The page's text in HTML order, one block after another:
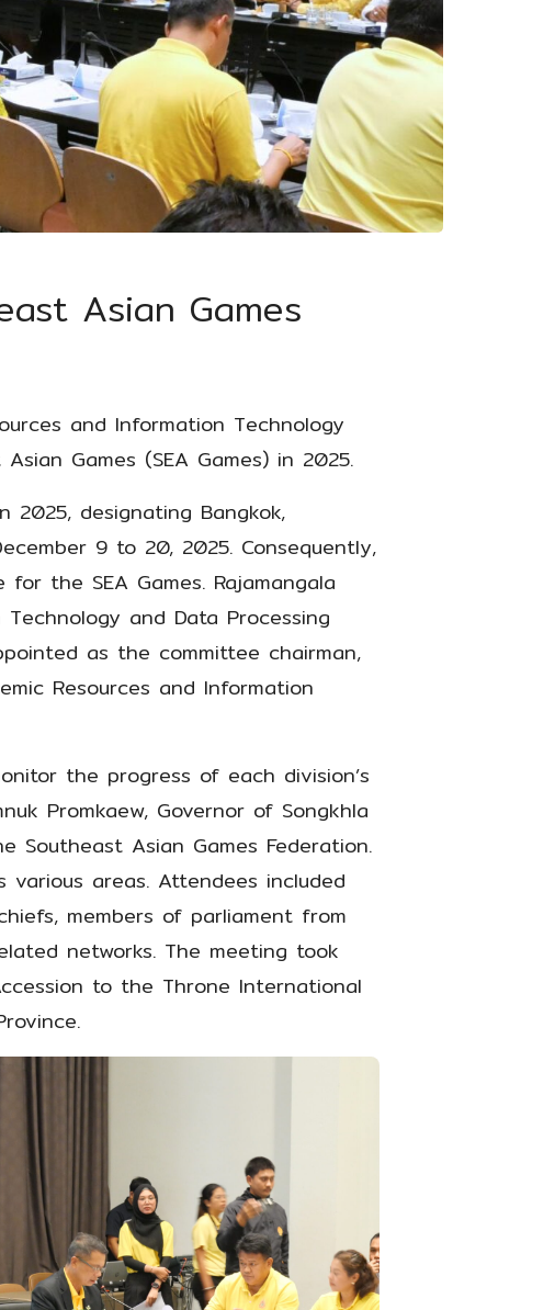
Asian Games
and Information Technology
Games (SEA Games) in 2025.
designating Bangkok,
9 to 20, 2025. Consequently,
the SEA Games. Rajamangala
and Data Processing
as the committee chairman,
Resources and Information
the progress of each division’s
Promkaew, Governor of Songkhla
Asian Games Federation.
areas. Attendees included
members of parliament from
networks. The meeting took
to the Throne International